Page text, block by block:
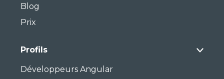
Blog
Prix
Profils
Développeurs Angular